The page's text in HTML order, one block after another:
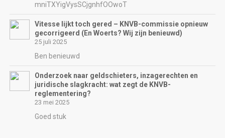
mniTXYigVysSCjgnhfOOwoT
Vitesse lijkt toch gered – KNVB-commissie opnieuw
gecorrigeerd (En Woerts? Wij zijn benieuwd)
25 juli 2025
Ben benieuwd
Onderzoek naar geldschieters, inzagerechten en
juridische slagkracht: wat zegt de KNVB-
reglementering?
23 mei 2025
Goed stuk